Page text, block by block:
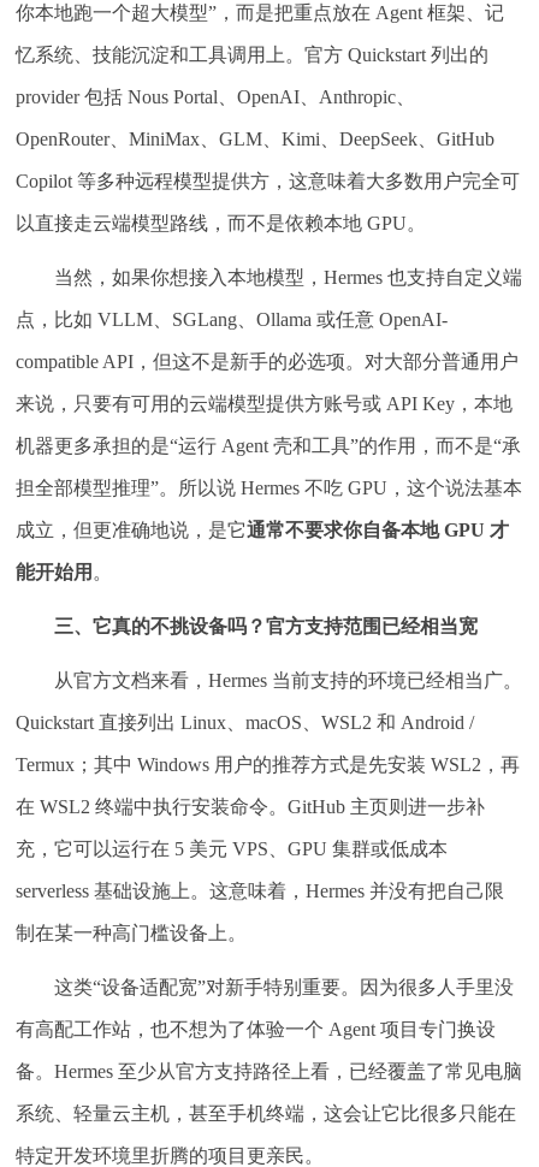
你本地跑一个超大模型”，而是把重点放在 Agent 框架、记
忆系统、技能沉淀和工具调用上。官方 Quickstart 列出的
provider 包括 Nous Portal、OpenAI、Anthropic、
OpenRouter、MiniMax、GLM、Kimi、DeepSeek、GitHub
Copilot 等多种远程模型提供方，这意味着大多数用户完全可
以直接走云端模型路线，而不是依赖本地 GPU。
当然，如果你想接入本地模型，Hermes 也支持自定义端
点，比如 VLLM、SGLang、Ollama 或任意 OpenAI-
compatible API，但这不是新手的必选项。对大部分普通用户
来说，只要有可用的云端模型提供方账号或 API Key，本地
机器更多承担的是“运行 Agent 壳和工具”的作用，而不是“承
担全部模型推理”。所以说 Hermes 不吃 GPU，这个说法基本
成立，但更准确地说，是它通常不要求你自备本地 GPU 才
能开始用 。
三、它真的不挑设备吗？官方支持范围已经相当宽
从官方文档来看，Hermes 当前支持的环境已经相当广。
Quickstart 直接列出 Linux、macOS、WSL2 和 Android /
Termux；其中 Windows 用户的推荐方式是先安装 WSL2，再
在 WSL2 终端中执行安装命令。GitHub 主页则进一步补
充，它可以运行在 5 美元 VPS、GPU 集群或低成本
serverless 基础设施上。这意味着，Hermes 并没有把自己限
制在某一种高门槛设备上。
这类“设备适配宽”对新手特别重要。因为很多人手里没
有高配工作站，也不想为了体验一个 Agent 项目专门换设
备。Hermes 至少从官方支持路径上看，已经覆盖了常见电脑
系统、轻量云主机，甚至手机终端，这会让它比很多只能在
特定开发环境里折腾的项目更亲民。